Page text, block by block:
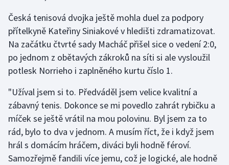
Česká tenisová dvojka ještě mohla duel za podpory
přítelkyně Kateřiny Siniakové v hledišti zdramatizovat.
Na začátku čtvrté sady Macháč přišel sice o vedení 2:0,
po jednom z obětavých zákroků na síti si ale vysloužil
potlesk Norrieho i zaplněného kurtu číslo 1.
"Užíval jsem si to. Předváděl jsem velice kvalitní a
zábavný tenis. Dokonce se mi povedlo zahrát rybičku a
míček se ještě vrátil na mou polovinu. Byl jsem za to
rád, bylo to dva v jednom. A musím říct, že i když jsem
hrál s domácím hráčem, diváci byli hodně féroví.
Samozřejmě fandili více jemu, což je logické, ale hodně